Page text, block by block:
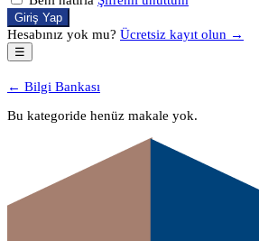
Giriş Yap
Hesabınız yok mu? Ücretsiz kayıt olun →
☰
← Bilgi Bankası
Bu kategoride henüz makale yok.